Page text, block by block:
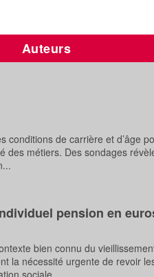
Auteurs
conditions de carrière et d’âge
métiers. Des sondages
pension en
bien connu du
la nécessité urgente de revoir
sociale. …